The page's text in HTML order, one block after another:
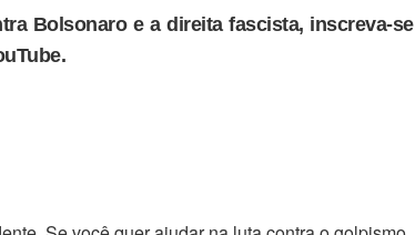
Bolsonaro e a direita fascista, inscreva-se